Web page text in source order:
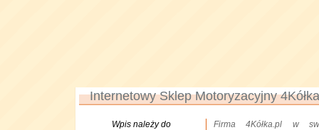
Internetowy Sklep Motoryzacyjny
Wpis należy do
Firma 4Kółka.pl w